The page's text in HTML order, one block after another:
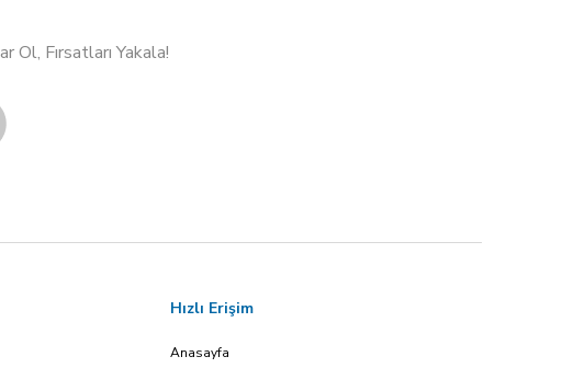
Fırsatları Yakala!
Hızlı Erişim
Anasayfa